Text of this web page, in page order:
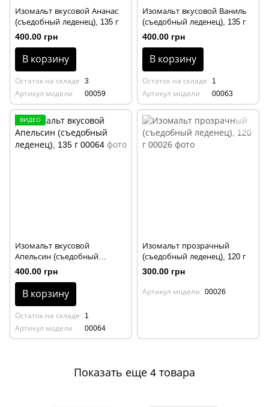
Изомальт вкусовой Ананас
(съедобный леденец), 135 г
400.00 грн
В корзину
Остаток на складе
3
Артикул модели
00059
Изомальт вкусовой Ваниль
(съедобный леденец), 135 г
400.00 грн
В корзину
Остаток на складе
1
Артикул модели
00063
ВИДЕО
Изомальт вкусовой
Апельсин (съедобный
леденец), 135 г
400.00 грн
В корзину
Остаток на складе
1
Артикул модели
00064
Изомальт прозрачный
(съедобный леденец), 120 г
300.00 грн
Артикул модели 00026
Показать еще 4 товара